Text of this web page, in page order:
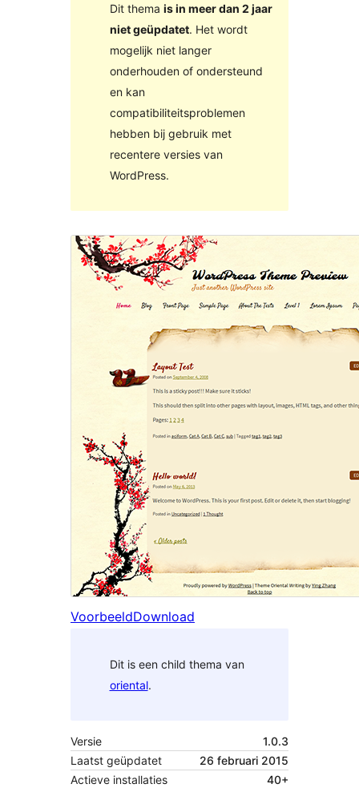
Dit thema is in meer dan 2 jaar
niet geüpdatet. Het wordt
mogelijk niet langer
onderhouden of ondersteund
en kan
compatibiliteitsproblemen
hebben bij gebruik met
recentere versies van
WordPress.
VoorbeeldDownload
Dit is een child thema van
oriental.
Versie
1.0.3
Laatst geüpdatet
26 februari 2015
Actieve installaties
40+